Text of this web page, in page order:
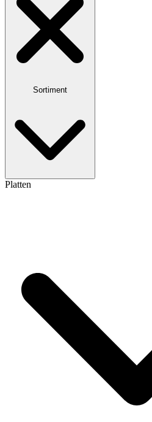
Sortiment
Platten